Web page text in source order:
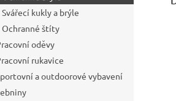
Svářecí kukly a brýle
Ochranné štíty
oděvy
rukavice
a outdoorové vybavení